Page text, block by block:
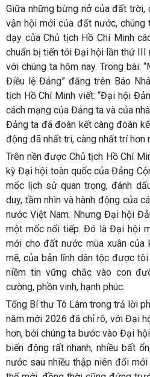
Giữa những bừng nở của đất trời,
vận hội mới của đất nước,
dạy của Chủ tịch Hồ Chí Minh
chuẩn bị tiến tới Đại hội lần thứ III
với chúng ta hôm nay. Trong bài:
Điều lệ Đảng” đăng trên Báo
tịch Hồ Chí Minh viết: “Đại hội
cách mạng của Đảng ta và của
Đảng ta đã đoàn kết càng đoàn
động đã nhất trí, càng nhất trí hơn
Trên nền được Chủ tịch Hồ Chí
kỳ Đại hội toàn quốc của Đảng
mốc lịch sử quan trọng, đánh
duy, tầm nhìn và hành động của
nước Việt Nam. Nhưng Đại hội
một mốc nối tiếp. Đó là Đại hội
mới cho đất nước mùa xuân của
mẽ, của bản lĩnh dân tộc được
niềm tin vững chắc vào con
cường, phồn vinh, hạnh phúc.
Tổng Bí thư Tô Lâm trong trả lời
năm mới 2026 đã chỉ rõ, với Đại
hơn, bởi chúng ta bước vào Đại
biến động rất nhanh, nhiều bất
nước sau nhiều thập niên đổi